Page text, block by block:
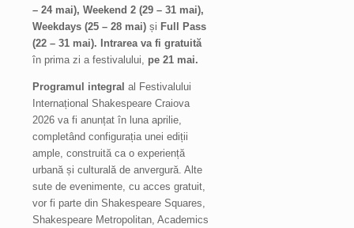
– 24 mai), Weekend 2 (29 – 31 mai),
Weekdays (25 – 28 mai) și Full Pass
(22 – 31 mai). Intrarea va fi gratuită
în prima zi a festivalului, pe 21 mai.
Programul integral al Festivalului
Internațional Shakespeare Craiova
2026 va fi anunțat în luna aprilie,
completând configurația unei ediții
ample, construită ca o experiență
urbană și culturală de anvergură. Alte
sute de evenimente, cu acces gratuit,
vor fi parte din Shakespeare Squares,
Shakespeare Metropolitan, Academics